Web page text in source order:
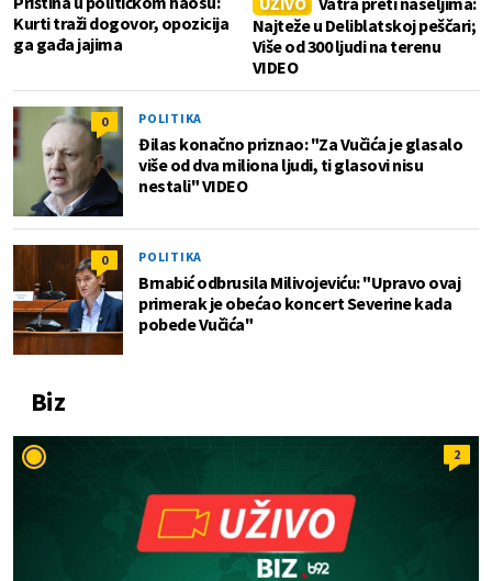
Kurti traži dogovor, opozicija
ga gađa jajima
Najteže u Deliblatskoj peščari;
Više od 300 ljudi na terenu
VIDEO
0 POLITIKA
Đilas konačno priznao: "Za Vučića je glasalo
više od dva miliona ljudi, ti glasovi nisu
nestali" VIDEO
0 POLITIKA
Brnabić odbrusila Milivojeviću: "Upravo ovaj
primerak je obećao koncert Severine kada
pobede Vučića"
Biz
2